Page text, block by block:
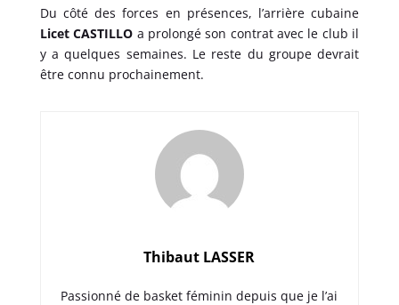
Du côté des forces en présences, l’arrière cubaine
Licet CASTILLO a prolongé son contrat avec le club il
y a quelques semaines. Le reste du groupe devrait
être connu prochainement.
Thibaut LASSER
Passionné de basket féminin depuis que je l’ai